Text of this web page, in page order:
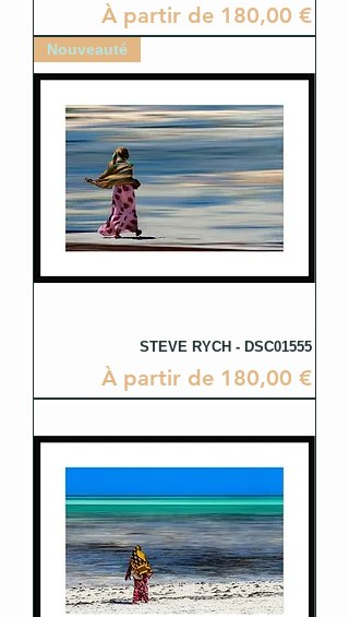
À partir de 180,00 €
Prix promotionnel
Nouveauté
STEVE RYCH - DSC01555
À partir de 180,00 €
Prix promotionnel